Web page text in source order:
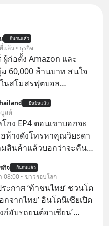
ยืนยันแล้ว
แล้ว • ธุรกิจ
ผู้ก่อตั้ง Amazon และ
60,000 ล้านบาท สนใจ
นสโมสรฟุตบอล
มี เจฟฟ์ เบโซส์ (Jeff
ศรษฐีและผู้ก่อตั้ง
กิจชาวอังกฤษเชื้อสาย
ผู้ร่วมก่อตั้ง
วมอยู่ด้วย
ยืนยันแล้ว
สต์
โกง EP4 ตอนเขาบอกจะ
อห้างดังโทรหาคุณวิยะดา
มสินค้าแล้วบอกว่าจะคืน
น “เขาบอกว่าจะได้เงิน
น #Cybersecurity #เตือน
กิจ ยืนยันแล้ว
08:00 • ข่าวรอบโลก
ะกาศ ‘ท้าชนไทย’ ชวนโต
กจากไทย’ อินโดนีเซียเปิด
ก์ฮับรถยนต์อาเซียน’